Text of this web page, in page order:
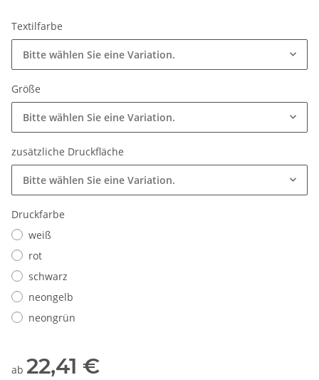
Textilfarbe
Bitte wählen Sie eine Variation.
Größe
Bitte wählen Sie eine Variation.
zusätzliche Druckfläche
Bitte wählen Sie eine Variation.
Druckfarbe
weiß
rot
schwarz
neongelb
neongrün
ab 22,41 €